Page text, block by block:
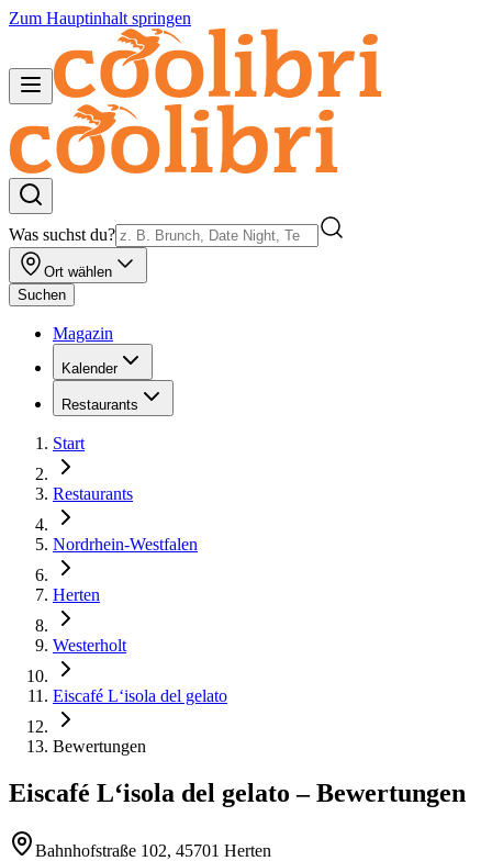
Zum Hauptinhalt springen
Was suchst du?
Ort wählen
Suchen
Magazin
Kalender
Restaurants
Start
Restaurants
Nordrhein-Westfalen
Herten
Westerholt
Eiscafé L‘isola del gelato
Bewertungen
Eiscafé L‘isola del gelato – Bewertungen
Bahnhofstraße 102, 45701 Herten